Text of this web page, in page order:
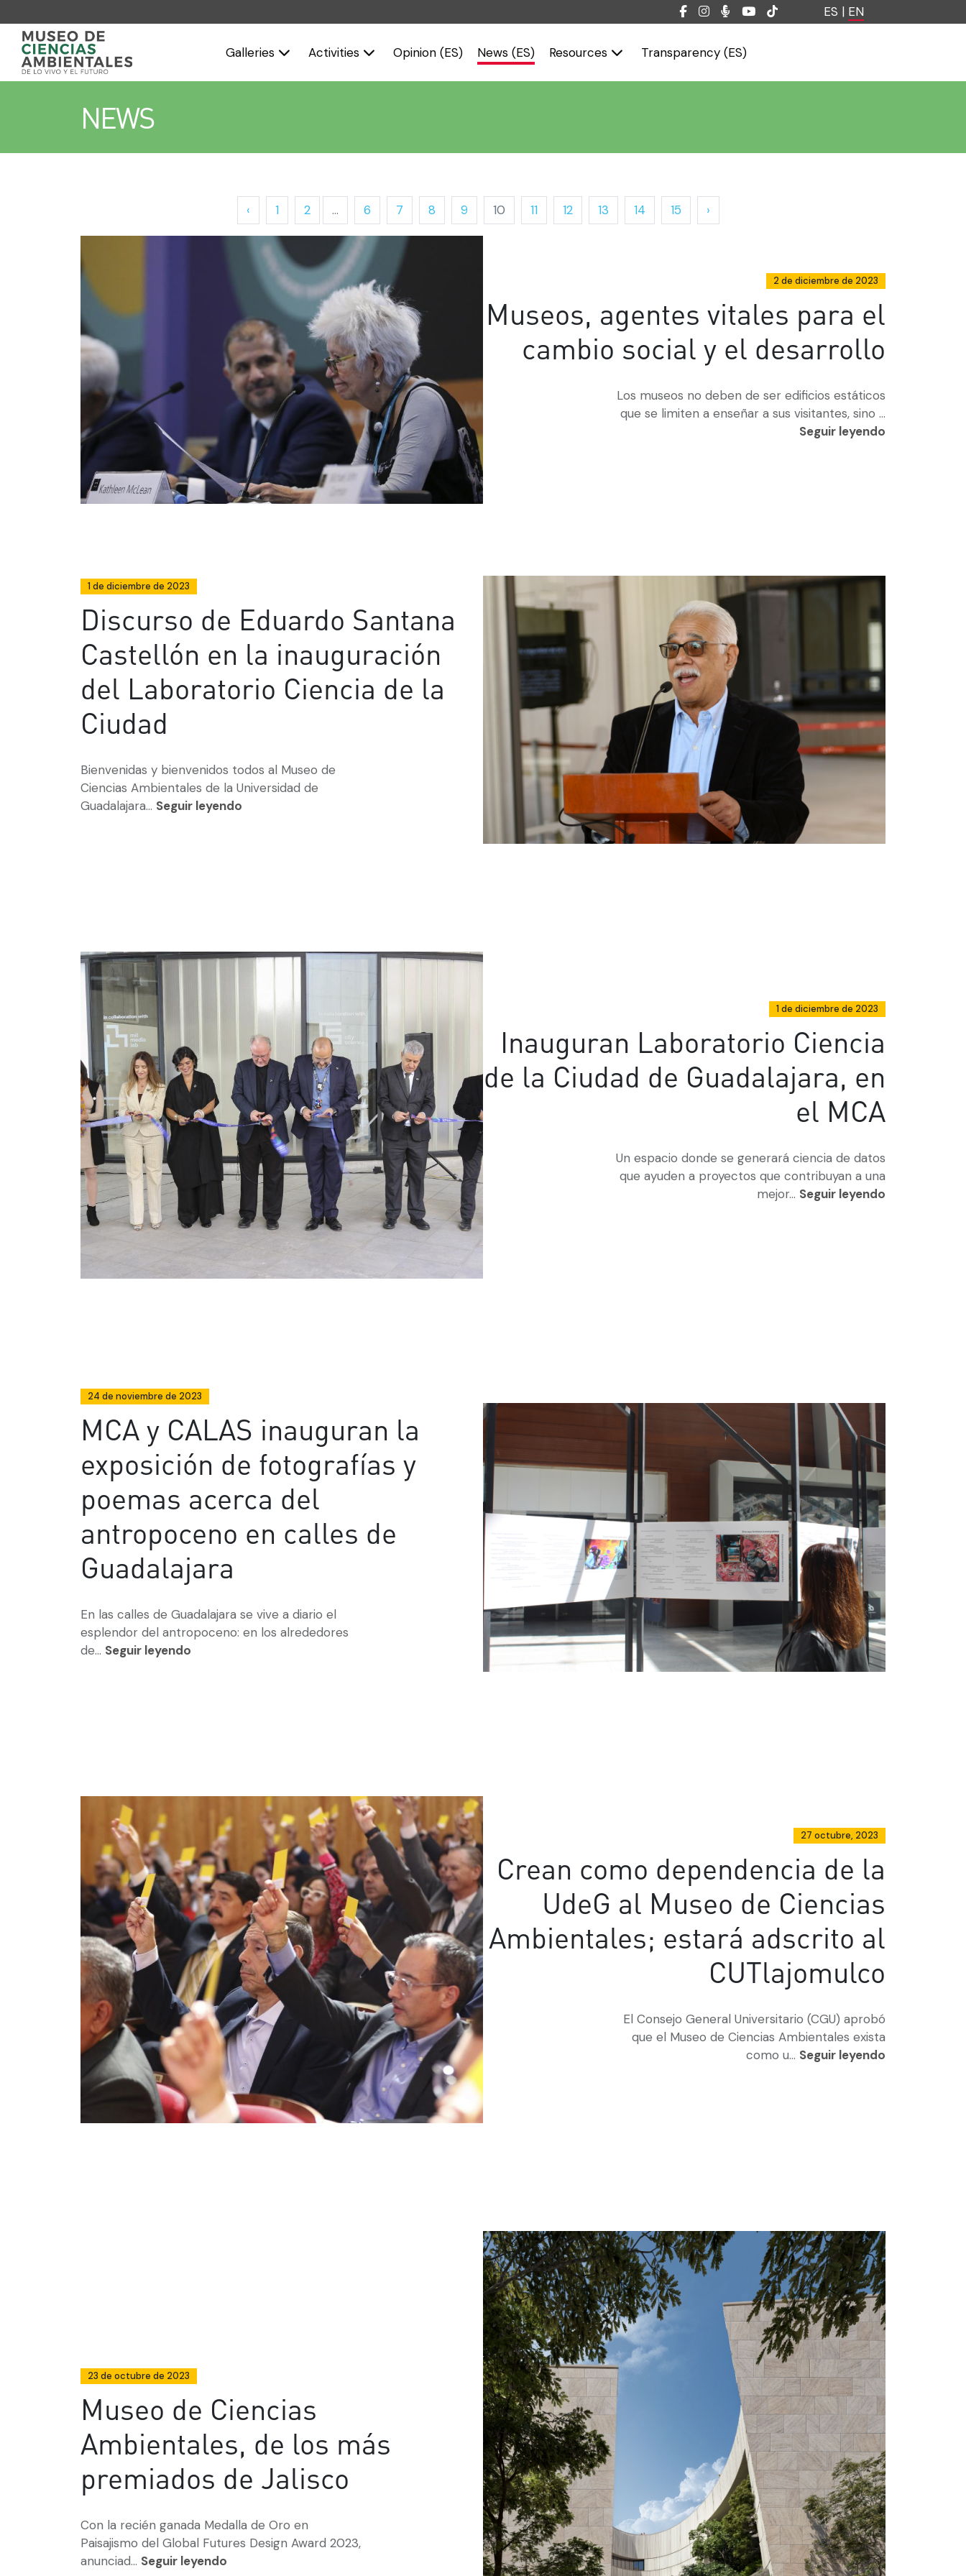
ES | EN
Galleries Activities Opinion (ES) News (ES) Resources Transparency (ES)
NEWS
‹ 1 2 ... 6 7 8 9 10 11 12 13 14 15 ›
2 de diciembre de 2023
Museos, agentes vitales para el
cambio social y el desarrollo
Los museos no deben de ser edificios estáticos
que se limiten a enseñar a sus visitantes, sino ...
Seguir leyendo
1 de diciembre de 2023
Discurso de Eduardo Santana
Castellón en la inauguración
del Laboratorio Ciencia de la
Ciudad
Bienvenidas y bienvenidos todos al Museo de
Ciencias Ambientales de la Universidad de
Guadalajara... Seguir leyendo
1 de diciembre de 2023
Inauguran Laboratorio Ciencia
de la Ciudad de Guadalajara, en
el MCA
Un espacio donde se generará ciencia de datos
que ayuden a proyectos que contribuyan a una
mejor... Seguir leyendo
24 de noviembre de 2023
MCA y CALAS inauguran la
exposición de fotografías y
poemas acerca del
antropoceno en calles de
Guadalajara
En las calles de Guadalajara se vive a diario el
esplendor del antropoceno: en los alrededores
de... Seguir leyendo
27 octubre, 2023
Crean como dependencia de la
UdeG al Museo de Ciencias
Ambientales; estará adscrito al
CUTlajomulco
El Consejo General Universitario (CGU) aprobó
que el Museo de Ciencias Ambientales exista
como u... Seguir leyendo
23 de octubre de 2023
Museo de Ciencias
Ambientales, de los más
premiados de Jalisco
Con la recién ganada Medalla de Oro en
Paisajismo del Global Futures Design Award 2023,
anunciad... Seguir leyendo